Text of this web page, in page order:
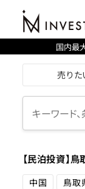
国内最
売りた
【民泊投資】
中国 鳥取